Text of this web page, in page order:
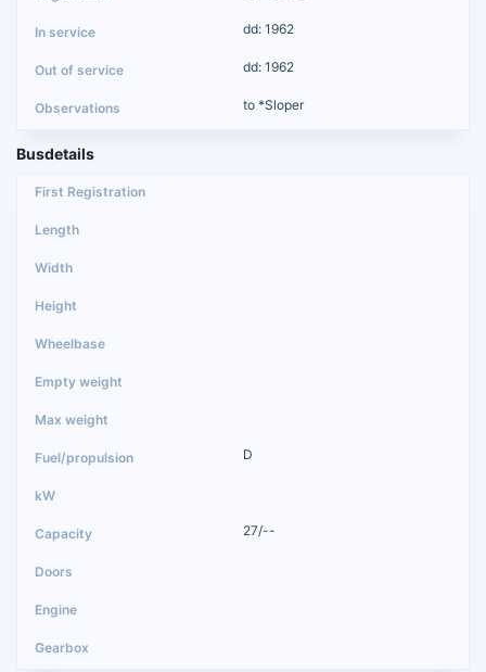
dd: 1962
dd: 1962
to *Sloper
Busdetails
D
27/--